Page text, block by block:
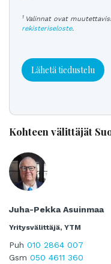
1 Valinnat ovat
rekisteriseloste.
Lähetä tiedustelu
Kohteen välittäjät
Juha-Pekka Asuinmaa
Yritysvälittäjä, YTM
Puh 010 2864 007
Gsm 050 4611 360